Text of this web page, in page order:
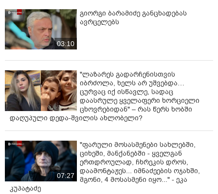
03:10
გიორგი ბარამიძე განცხადებას
ავრცელებს
"ლაზარეს გადარჩენისთვის
იბრძოლა, ხელს არ უშვებდა…
ცურვაც იქ ისწავლე, სადაც
დაასრულე ყველაფერი ხორციელი
ცხოვრებიდან" – რას წერს ხობში
დაღუპული დედა-შვილის ახლობელი?
07:27
"ფარული მოსასმენები სახლებში,
ციხეში, მანქანებში - ყველგან
ერთდროულად, ჩხრეკის დროს,
დაამონტაჟეს... იმნაძეების ოჯახში,
მგონი, 4 მოსასმენი იყო..." - ეკა
კუპატაძე